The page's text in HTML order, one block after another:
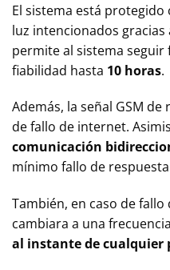
El sistema está
luz intencionados gracias
permite al sistema
fiabilidad hasta 10 horas.
Además, la señal GSM
de fallo de internet.
comunicación
mínimo fallo de
También, en caso de fallo
cambiara a una
al instante de cualquier